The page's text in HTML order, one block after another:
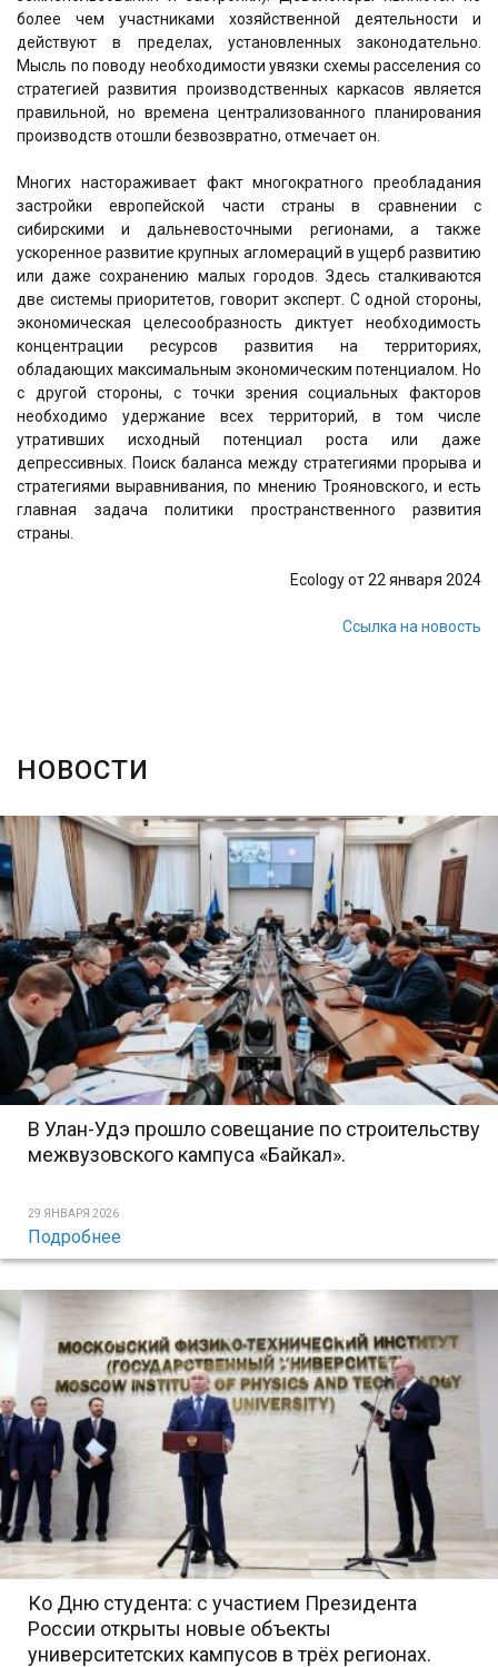
более чем участниками хозяйственной деятельности и
действуют в пределах, установленных законодательно.
Мысль по поводу необходимости увязки схемы расселения со
стратегией развития производственных каркасов является
правильной, но времена централизованного планирования
производств отошли безвозвратно, отмечает он.
Многих настораживает факт многократного преобладания
застройки европейской части страны в сравнении с
сибирскими и дальневосточными регионами, а также
ускоренное развитие крупных агломераций в ущерб развитию
или даже сохранению малых городов. Здесь сталкиваются
две системы приоритетов, говорит эксперт. С одной стороны,
экономическая целесообразность диктует необходимость
концентрации ресурсов развития на территориях,
обладающих максимальным экономическим потенциалом. Но
с другой стороны, с точки зрения социальных факторов
необходимо удержание всех территорий, в том числе
утративших исходный потенциал роста или даже
депрессивных. Поиск баланса между стратегиями прорыва и
стратегиями выравнивания, по мнению Трояновского, и есть
главная задача политики пространственного развития
страны.
Ecology от 22 января 2024
Ссылка на новость
НОВОСТИ
В Улан-Удэ прошло совещание по строительству
межвузовского кампуса «Байкал».
29 ЯНВАРЯ 2026
Подробнее
Ко Дню студента: с участием Президента
России открыты новые объекты
университетских кампусов в трёх регионах.